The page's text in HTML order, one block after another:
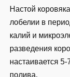
Настой
лобелии в
калий и
разведения
настаивается
полива.